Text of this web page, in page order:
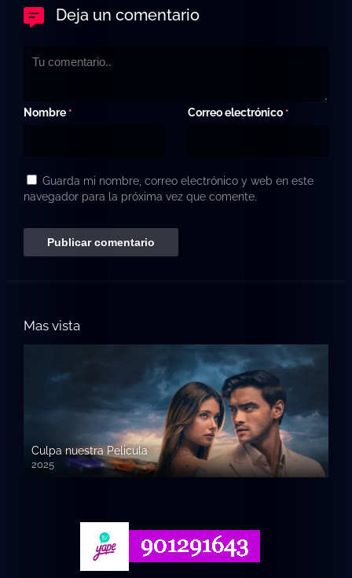
Deja un comentario
Nombre * Correo electrónico *
Guarda mi nombre, correo electrónico y web en este
navegador para la próxima vez que comente.
Mas vista
Culpa nuestra Pelicula
2025
720p HD